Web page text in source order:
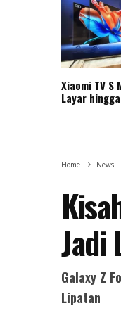
Xiaomi TV S
Layar
Home News
Jadi
Galaxy Z
Lipatan